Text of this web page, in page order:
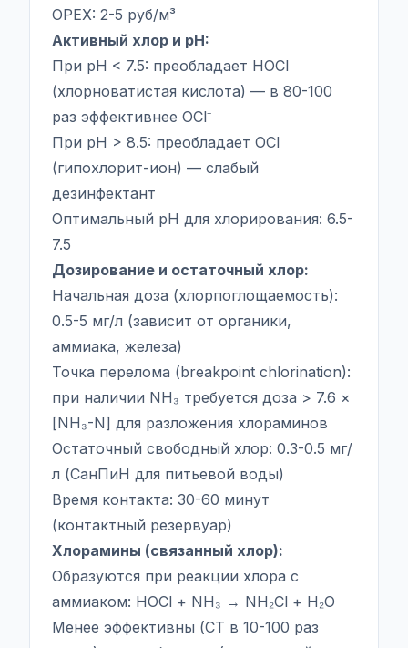
OPEX: 2-5 руб/м³
Активный хлор и pH:
При pH < 7.5: преобладает HOCl
(хлорноватистая кислота) — в 80-100
раз эффективнее OCl⁻
При pH > 8.5: преобладает OCl⁻
(гипохлорит-ион) — слабый
дезинфектант
Оптимальный pH для хлорирования: 6.5-
7.5
Дозирование и остаточный хлор:
Начальная доза (хлорпоглощаемость):
0.5-5 мг/л (зависит от органики,
аммиака, железа)
Точка перелома (breakpoint chlorination):
при наличии NH₃ требуется доза > 7.6 ×
[NH₃-N] для разложения хлораминов
Остаточный свободный хлор: 0.3-0.5 мг/
л (СанПиН для питьевой воды)
Время контакта: 30-60 минут
(контактный резервуар)
Хлорамины (связанный хлор):
Образуются при реакции хлора с
аммиаком: HOCl + NH₃ → NH₂Cl + H₂O
Менее эффективны (CT в 10-100 раз